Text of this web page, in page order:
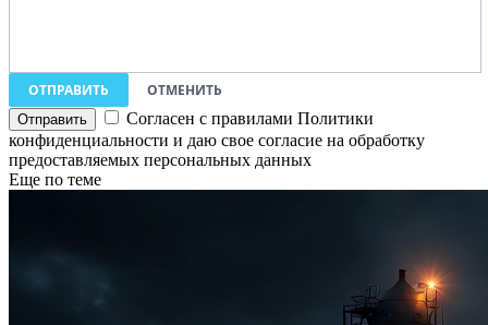
ОТПРАВИТЬ
ОТМЕНИТЬ
Согласен с правилами Политики
конфиденциальности и даю свое согласие на обработку
предоставляемых персональных данных
Еще по теме